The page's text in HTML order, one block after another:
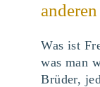
Was ist
was man
Brüder,